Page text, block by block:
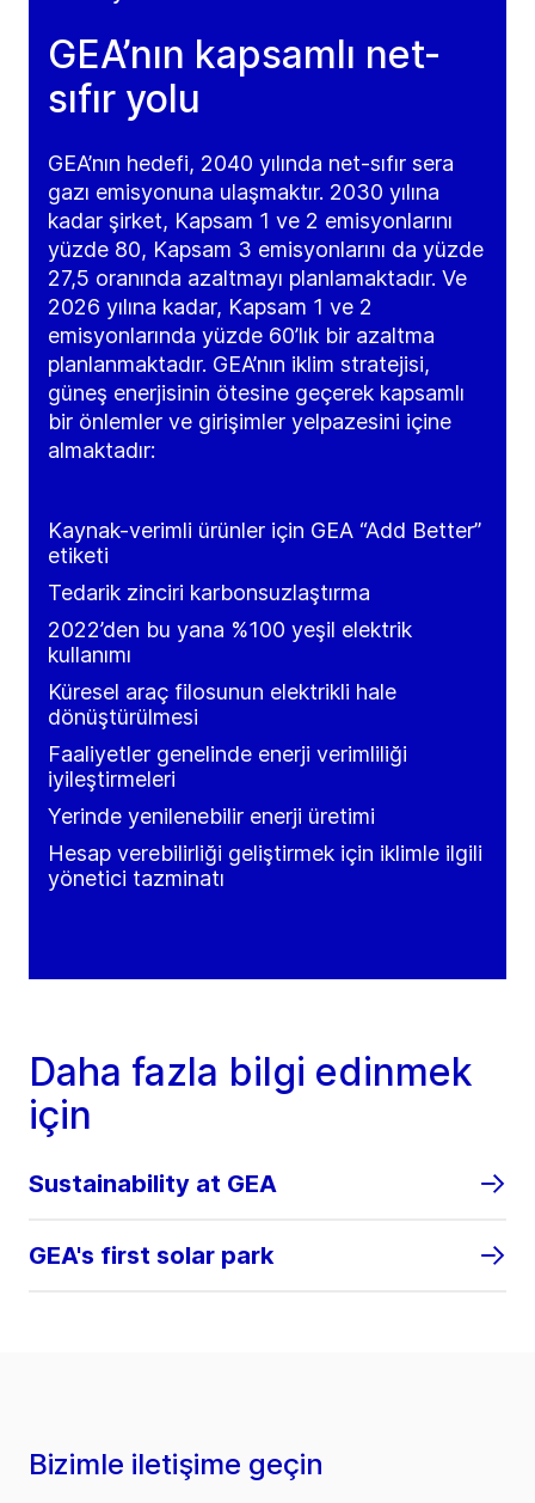
GEA’nın kapsamlı net-
sıfır yolu
GEA’nın hedefi, 2040 yılında net-sıfır sera
gazı emisyonuna ulaşmaktır. 2030 yılına
kadar şirket, Kapsam 1 ve 2 emisyonlarını
yüzde 80, Kapsam 3 emisyonlarını da yüzde
27,5 oranında azaltmayı planlamaktadır. Ve
2026 yılına kadar, Kapsam 1 ve 2
emisyonlarında yüzde 60’lık bir azaltma
planlanmaktadır. GEA’nın iklim stratejisi,
güneş enerjisinin ötesine geçerek kapsamlı
bir önlemler ve girişimler yelpazesini içine
almaktadır:
Kaynak-verimli ürünler için GEA “Add Better”
etiketi
Tedarik zinciri karbonsuzlaştırma
2022’den bu yana %100 yeşil elektrik
kullanımı
Küresel araç filosunun elektrikli hale
dönüştürülmesi
Faaliyetler genelinde enerji verimliliği
iyileştirmeleri
Yerinde yenilenebilir enerji üretimi
Hesap verebilirliği geliştirmek için iklimle ilgili
yönetici tazminatı
Daha fazla bilgi edinmek
için
Sustainability at GEA
GEA's first solar park
Bizimle iletişime geçin